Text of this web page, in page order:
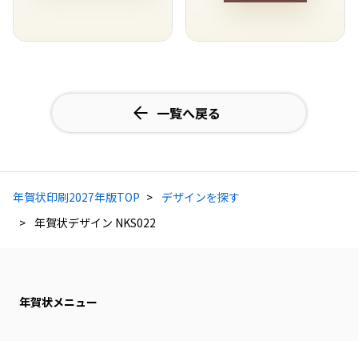
一覧へ戻る
年賀状印刷2027年版TOP
デザインを探す
年賀状デザイン NKS022
年賀状メニュー